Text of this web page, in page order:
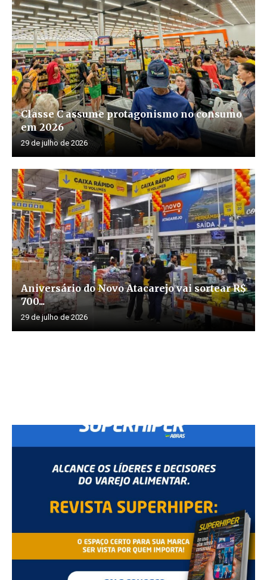
Classe C assume protagonismo no consumo
em 2026
29 de julho de 2026
Aniversário do Novo Atacarejo vai sortear R$
700...
29 de julho de 2026